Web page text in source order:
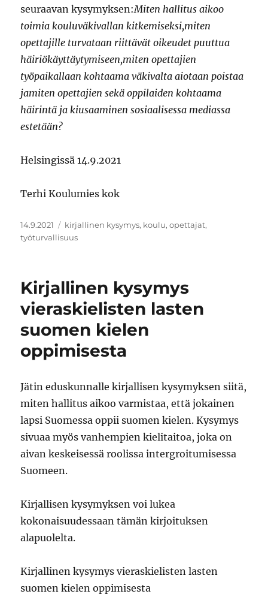
seuraavan kysymyksen:Miten hallitus aikoo
toimia kouluväkivallan kitkemiseksi,miten
opettajille turvataan riittävät oikeudet puuttua
häiriökäyttäytymiseen,miten opettajien
työpaikallaan kohtaama väkivalta aiotaan poistaa
jamiten opettajien sekä oppilaiden kohtaama
häirintä ja kiusaaminen sosiaalisessa mediassa
estetään?
Helsingissä 14.9.2021
Terhi Koulumies kok
Julkaistu
14.9.2021 Avainsanat
kirjallinen kysymys, koulu,opettajat,
työturvallisuus
Kirjallinen kysymys
vieraskielisten lasten
suomen kielen
oppimisesta
Jätin eduskunnalle kirjallisen kysymyksen siitä,
miten hallitus aikoo varmistaa, että jokainen
lapsi Suomessa oppii suomen kielen. Kysymys
sivuaa myös vanhempien kielitaitoa, joka on
aivan keskeisessä roolissa intergroitumisessa
Suomeen.
Kirjallisen kysymyksen voi lukea
kokonaisuudessaan tämän kirjoituksen
alapuolelta.
Kirjallinen kysymys vieraskielisten lasten
suomen kielen oppimisesta